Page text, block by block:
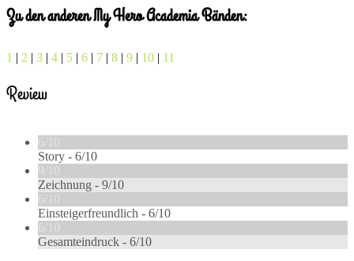
Zu den anderen My Hero Academia Bänden:
1 | 2 | 3 | 4 | 5 | 6 | 7 | 8 | 9 | 10 | 11
Review
6/10
Story - 6/10
9/10
Zeichnung - 9/10
6/10
Einsteigerfreundlich - 6/10
6/10
Gesamteindruck - 6/10